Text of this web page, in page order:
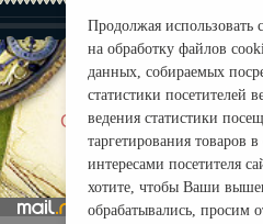
О нас |
Продолжая использовать
на обработку файлов
данных, собираемых
статистики посетителей
ведения статистики
таргетирования товаров в
интересами посетителя
хотите, чтобы Ваши
обрабатывались, просим